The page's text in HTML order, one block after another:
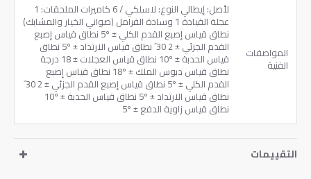
المواصفات
الفنية
لأصل: إيطالي النوع: لاسلكي / 6 كاميرات الملحقات: 1
عجلة القيادة 1 وسادة الفرامل (صواني الخيار والمشابك)
نطاق قياس إصبع القدم الكلي ± 5º نطاق قياس إصبع
القدم الجزئي ± 2 30´ نطاق قياس الارتداد ± 5º نطاق
قياس الحدبة ± 10º نطاق قياس العجلات ± 18 درجة
نطاق قياس دبوس الملك ± 18º نطاق قياس إصبع
القدم الكلي ± 5º نطاق قياس إصبع القدم الجزئي ± 2 30´
نطاق قياس الارتداد ± 5º نطاق قياس الحدبة ± 10º
نطاق قياس زاوية الدفع ± 5º
التقييمات